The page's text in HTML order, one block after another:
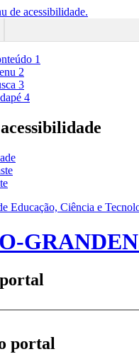
de acessibilidade.
Acesso à
1
2
3
4
Educação, Ciência e
portal